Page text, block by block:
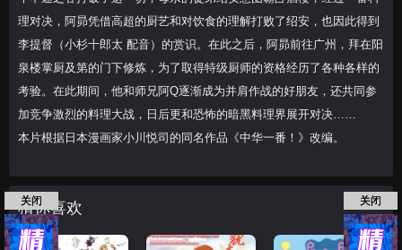
理对决，阿昴凭借高超的厨艺和对饮食的理解打败了绍安，也因此得到
李提督（小杉十郎太 配音）的赏识。在此之后，阿昴前往广州，拜在阳
泉楼掌厨及第的门下修炼，为了取得特级厨师的资格经历了各种各样的
考验。在此期间，他和师兄阿Q逐渐成为并肩作战的好朋友，还共同参
加竞争激烈的料理大战，日后更和恐怖的暗黑料理界展开对决……
本片根据日本漫画家小川悦司的同名作品《中华一番！》改编。
猜你喜欢
关闭 关闭